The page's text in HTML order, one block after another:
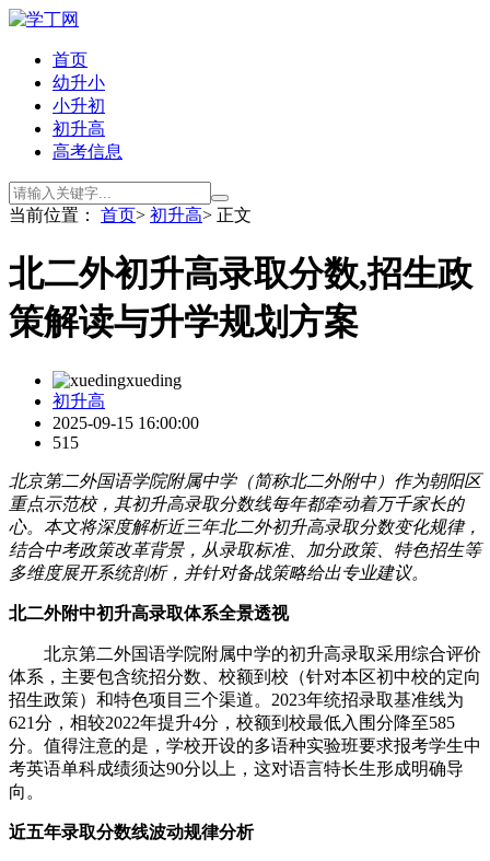
首页
幼升小
小升初
初升高
高考信息
当前位置： 首页> 初升高> 正文
北二外初升高录取分数,招生政
策解读与升学规划方案
xueding
初升高
2025-09-15 16:00:00
515
北京第二外国语学院附属中学（简称北二外附中）作为朝阳区
重点示范校，其初升高录取分数线每年都牵动着万千家长的
心。本文将深度解析近三年北二外初升高录取分数变化规律，
结合中考政策改革背景，从录取标准、加分政策、特色招生等
多维度展开系统剖析，并针对备战策略给出专业建议。
北二外附中初升高录取体系全景透视
北京第二外国语学院附属中学的初升高录取采用综合评价
体系，主要包含统招分数、校额到校（针对本区初中校的定向
招生政策）和特色项目三个渠道。2023年统招录取基准线为
621分，相较2022年提升4分，校额到校最低入围分降至585
分。值得注意的是，学校开设的多语种实验班要求报考学生中
考英语单科成绩须达90分以上，这对语言特长生形成明确导
向。
近五年录取分数线波动规律分析